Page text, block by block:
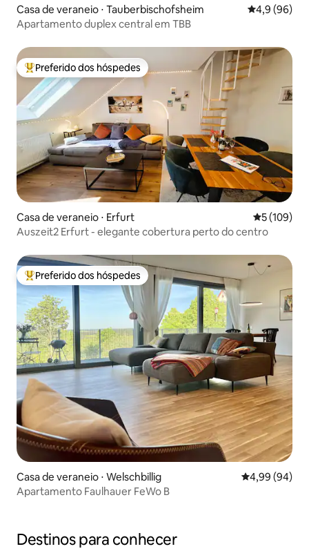
Casa de veraneio ⋅ Tauberbischofsheim 4,9 de uma
4,9 (96)
Apartamento duplex central em TBB
Entre os melhores preferidos dos hóspedes
Preferido dos hóspedes
Casa de veraneio ⋅ Erfurt 5 de uma
5 (109)
Auszeit2 Erfurt - elegante cobertura perto do centro
Entre os melhores preferidos dos hóspedes
Preferido dos hóspedes
Casa de veraneio ⋅ Welschbillig 4,99 de uma
4,99 (94)
Apartamento Faulhauer FeWo B
Destinos para conhecer